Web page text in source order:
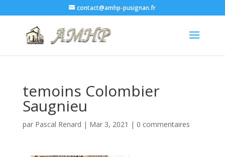
contact@amhp-pusignan.fr
temoins Colombier
Saugnieu
par Pascal Renard | Mar 3, 2021 | 0 commentaires